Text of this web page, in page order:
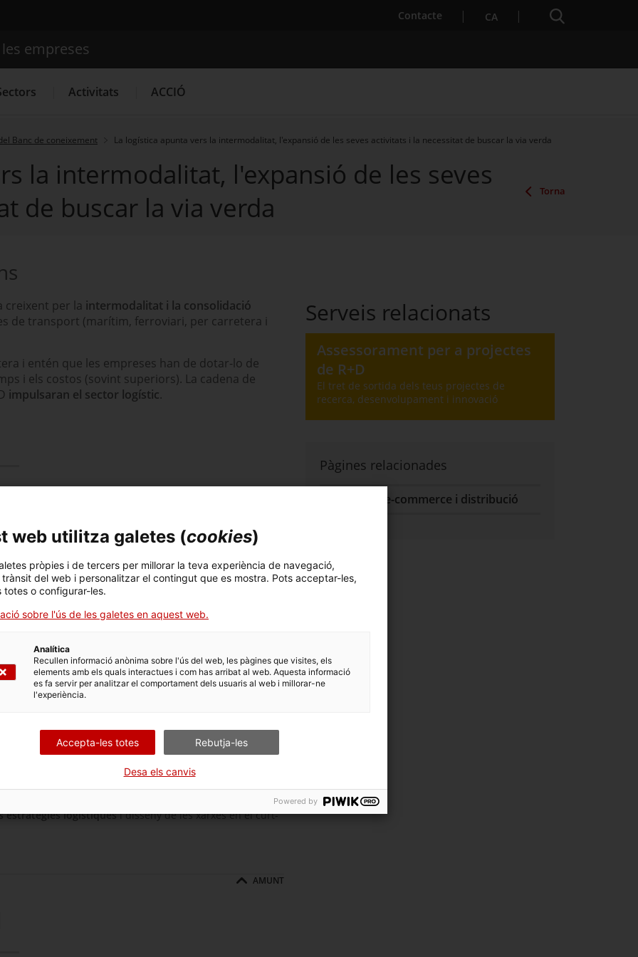
Contacte . Obre en una nova finestra.
CA Cercador
Cercador
d'innovació Convocatòries d'ajuts obertes Últimes notícies Properes activitats
empreses
Activitats ACCIÓ
Banc de coneixement La logística apunta vers la intermodalitat, l'expansió de les seves activitats i la necessitat de buscar la via verda
la intermodalitat, l'expansió de les seves
de buscar la via verda
Torna
creixent per la intermodalitat i la consolidació
de transport (marítim, ferroviari, per carretera i
i entén que les empreses han de dotar-lo de
i els costos (sovint superiors). La cadena de
impulsaran el sector logístic.
que permeten
de CO
únic interlocutor
són la cadena de
primera permet
eficients els
les àrees amb més
les que més
potencialitat
etiquetes
característiques
la cadena de subministrament, l’optimització i el control
de productes.
elsector logísticcom són la interrupció de la cadena
i les externalitats negatives. Afirma que aquests factors
estratègies logístiquesi disseny de les xarxes en el curt-
AMUNT
Serveis relacionats
Assessorament per a projectes
de R+D
El tret de sortida dels teus projectes de
recerca, desenvolupament i innovació
Pàgines relacionades
Logística, e-commerce i distribució
web utilitza galetes (cookies)
pròpies i de tercers per millorar la teva experiència de navegació,
del web i personalitzar el contingut que es mostra. Pots acceptar-les,
totes o configurar-les.
sobre l'ús de les galetes en aquest web.
Analítica
Recullen informació anònima sobre l'ús del web, les pàgines que visites, els
elements amb els quals interactues i com has arribat al web. Aquesta informació
es fa servir per analitzar el comportament dels usuaris al web i millorar-ne
l'experiència.
Accepta-les totes Rebutja-les
Desa els canvis
Powered by